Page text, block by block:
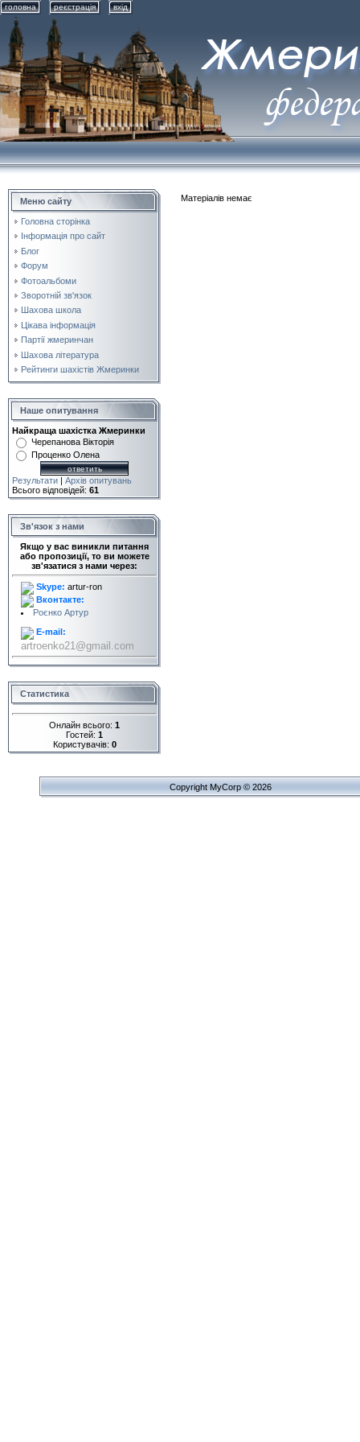
головна реєстрація вхід
Меню сайту
Головна сторінка
Інформація про сайт
Блог
Форум
Фотоальбоми
Зворотній зв'язок
Шахова школа
Цікава інформація
Партії жмеринчан
Шахова література
Рейтинги шахістів Жмеринки
Наше опитування
Найкраща шахістка Жмеринки
Черепанова Вікторія
Проценко Олена
Результати | Архів опитувань
Всього відповідей: 61
Зв'язок з нами
Якщо у вас виникли питання
або пропозиції, то ви можете
зв'язатися з нами через:
Skype: artur-ron
Вконтакте:
Роєнко Артур
E-mail:
artroenko21@gmail.com
Статистика
Онлайн всього: 1
Гостей: 1
Користувачів: 0
Матеріалів немає
Copyright MyCorp © 2026